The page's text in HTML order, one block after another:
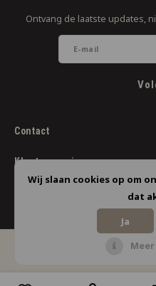
Contact
Ontvang de laatste updates,
Klantenservice
© Copyright 2026 Limbo Liquids
Wij slaan cookies op om
dat
Ja